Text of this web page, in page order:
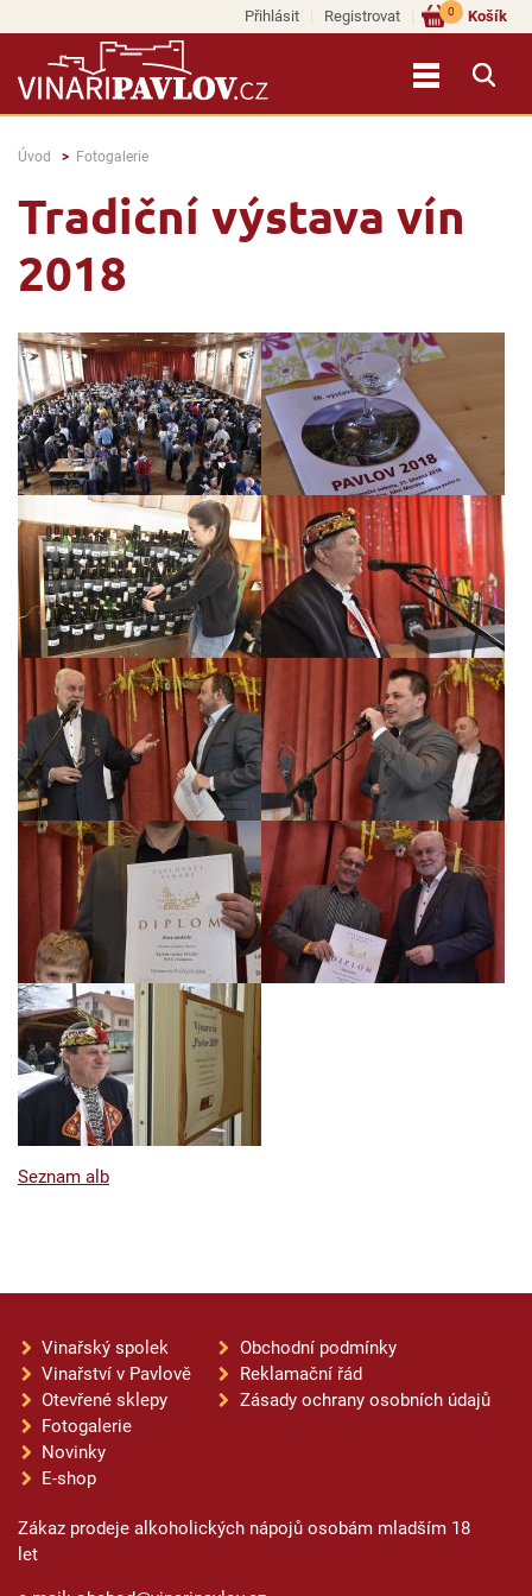
Přihlásit Registrovat Košík
0
Úvod Fotogalerie
Tradiční výstava vín
2018
Seznam alb
Vinařský spolek
Vinařství v Pavlově
Otevřené sklepy
Fotogalerie
Novinky
E-shop
Obchodní podmínky
Reklamační řád
Zásady ochrany osobních údajů
Zákaz prodeje alkoholických nápojů osobám mladším 18
let